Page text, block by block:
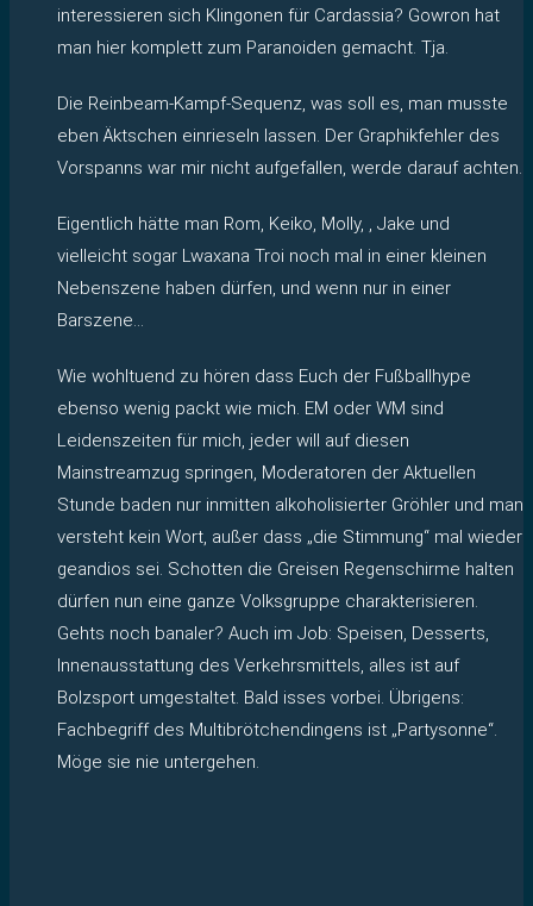
interessieren sich Klingonen für Cardassia? Gowron hat
man hier komplett zum Paranoiden gemacht. Tja.
Die Reinbeam-Kampf-Sequenz, was soll es, man musste
eben Äktschen einrieseln lassen. Der Graphikfehler des
Vorspanns war mir nicht aufgefallen, werde darauf achten.
Eigentlich hätte man Rom, Keiko, Molly, , Jake und
vielleicht sogar Lwaxana Troi noch mal in einer kleinen
Nebenszene haben dürfen, und wenn nur in einer
Barszene…
Wie wohltuend zu hören dass Euch der Fußballhype
ebenso wenig packt wie mich. EM oder WM sind
Leidenszeiten für mich, jeder will auf diesen
Mainstreamzug springen, Moderatoren der Aktuellen
Stunde baden nur inmitten alkoholisierter Gröhler und man
versteht kein Wort, außer dass „die Stimmung“ mal wieder
geandios sei. Schotten die Greisen Regenschirme halten
dürfen nun eine ganze Volksgruppe charakterisieren.
Gehts noch banaler? Auch im Job: Speisen, Desserts,
Innenausstattung des Verkehrsmittels, alles ist auf
Bolzsport umgestaltet. Bald isses vorbei. Übrigens:
Fachbegriff des Multibrötchendingens ist „Partysonne“.
Möge sie nie untergehen.